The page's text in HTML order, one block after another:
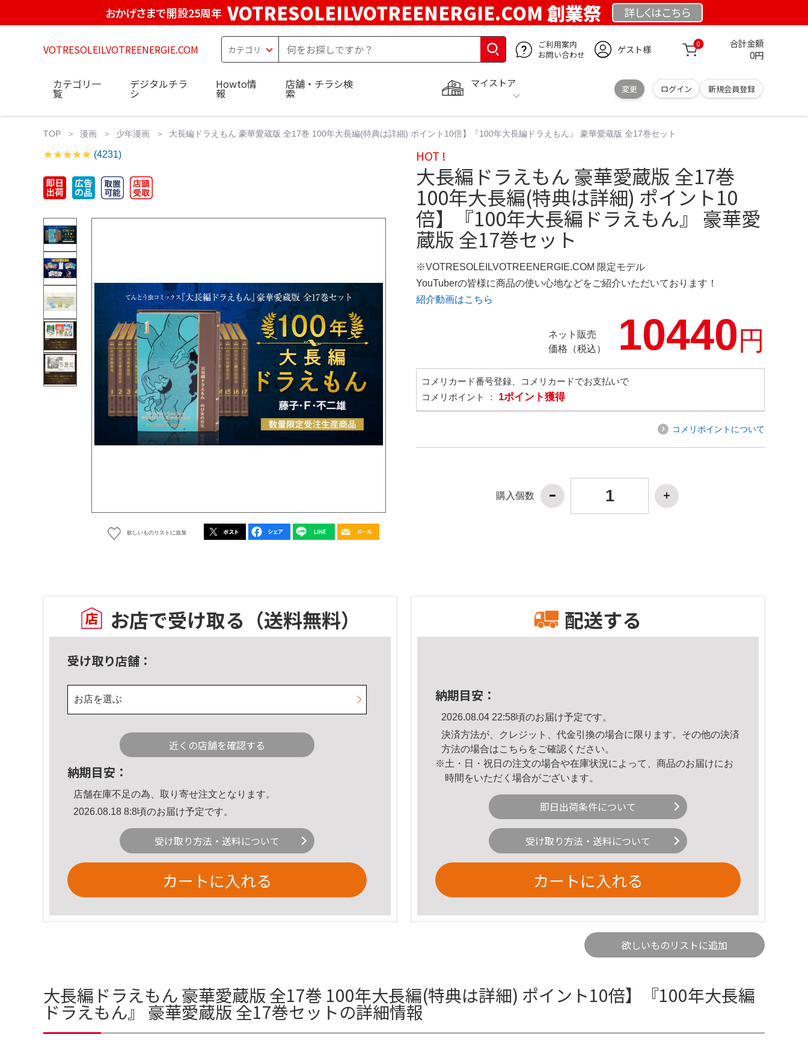
おかげさまで開設25周年 VOTRESOLEILVOTREENERGIE.COM 創業祭 詳しくはこちら
VOTRESOLEILVOTREENERGIE.COM
ご利用案内
お問い合わせ
ゲスト様 0 合計金額
0円
マイストア
変更 ログイン 新規会員登録
カテゴリ一
覧
デジタルチラ
シ
Howto情
報
店舗・チラシ検
索
TOP 漫画 少年漫画 大長編ドラえもん 豪華愛蔵版 全17巻 100年大長編(特典は詳細) ポイント10倍】『100年大長編ドラえもん』 豪華愛蔵版 全17巻セット
(4231)
欲しいものリストに追加
HOT !
大長編ドラえもん 豪華愛蔵版 全17巻
100年大長編(特典は詳細) ポイント10
倍】『100年大長編ドラえもん』 豪華愛
蔵版 全17巻セット
※VOTRESOLEILVOTREENERGIE.COM 限定モデル
YouTuberの皆様に商品の使い心地などをご紹介いただいております！
紹介動画はこちら
ネット販売
価格（税込）
10440円
コメリカード番号登録、コメリカードでお支払いで
コメリポイント ： 1ポイント獲得
コメリポイントについて
購入個数
お店で受け取る （送料無料）
受け取り店舗：
お店を選ぶ
近くの店舗を確認する
納期目安：
店舗在庫不足の為、取り寄せ注文となります。
2026.08.18 8:8頃のお届け予定です。
受け取り方法・送料について
カートに入れる
配送する
納期目安：
2026.08.04 22:58頃のお届け予定です。
決済方法が、クレジット、代金引換の場合に限ります。その他の決済
方法の場合はこちら をご確認ください。
※土・日・祝日の注文の場合や在庫状況によって、商品のお届けにお
時間をいただく場合がございます。
即日出荷条件について
受け取り方法・送料について
カートに入れる
欲しいものリストに追加
大長編ドラえもん 豪華愛蔵版 全17巻 100年大長編(特典は詳細) ポイント10倍】『100年大長編
ドラえもん』 豪華愛蔵版 全17巻セットの詳細情報